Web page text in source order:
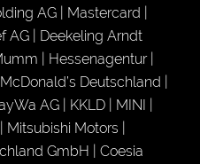
AG | Mastercard |
AG | Deekeling Arndt
| Hessenagentur |
Deutschland |
AG | KKLD | MINI |
Motors |
GmbH | Coesia